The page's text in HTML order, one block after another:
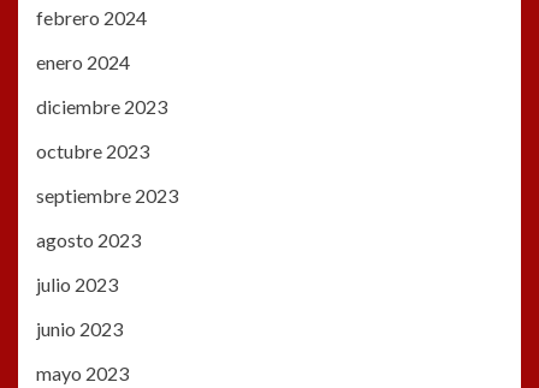
febrero 2024
enero 2024
diciembre 2023
octubre 2023
septiembre 2023
agosto 2023
julio 2023
junio 2023
mayo 2023